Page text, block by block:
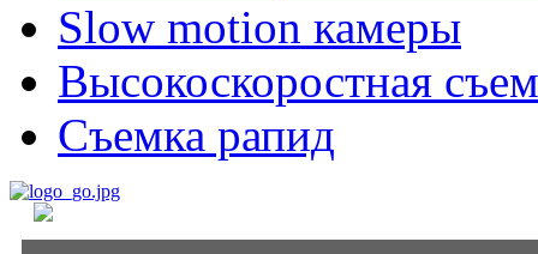
Slow motion камеры
Высокоскоростная
Съемка рапид